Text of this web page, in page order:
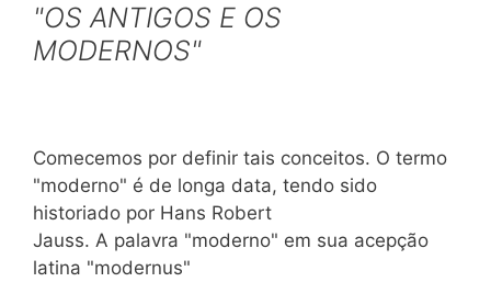
"OS ANTIGOS E OS
MODERNOS"
Comecemos por definir tais conceitos. O termo
"moderno" é de longa data, tendo sido
historiado por Hans Robert
Jauss. A palavra "moderno" em sua acepção
latina "modernus"